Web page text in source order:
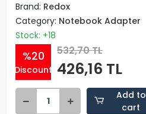
Brand: Redox
Category: Notebook Adapter
Stock: +18
%20
Discount
532,70 TL
426,16 TL
Add to
cart